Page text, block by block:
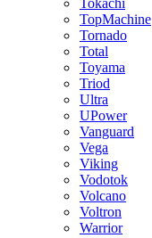
Tokachi
TopMachine
Tornado
Total
Toyama
Triod
Ultra
UPower
Vanguard
Vega
Viking
Vodotok
Volcano
Voltron
Warrior